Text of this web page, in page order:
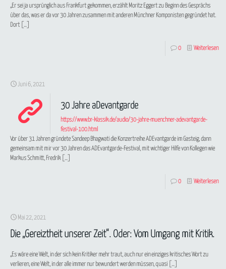
„Er sei ja ursprünglich aus Frankfurt gekommen, erzählt Moritz Eggert zu Beginn des Gesprächs
über das, was er da vor 30 Jahren zusammen mit anderen Münchner Komponisten gegründet hat.
Dort […]
0 Weiterlesen
Juni 6, 2021
30 Jahre aDevantgarde
https://www.br-klassik.de/audio/30-jahre-muenchner-adevantgarde-
festival-100.html
Vor über 31 Jahren gründete Sandeep Bhagwati die Konzertreihe ADEvantgarde im Gasteig, dann
gemeinsam mit mir vor 30 Jahren das ADEvantgarde-Festival, mit wichtiger Hilfe von Kollegen wie
Markus Schmitt, Fredrik[…]
0 Weiterlesen
Mai 22, 2021
Die „Gereiztheit unserer Zeit“. Oder: Vom Umgang mit Kritik.
„Es wäre eine Welt, in der sich kein Kritiker mehr traut, auch nur ein einziges kritisches Wort zu
verlieren, eine Welt, in der alle immer nur bewundert werden müssen, quasi […]